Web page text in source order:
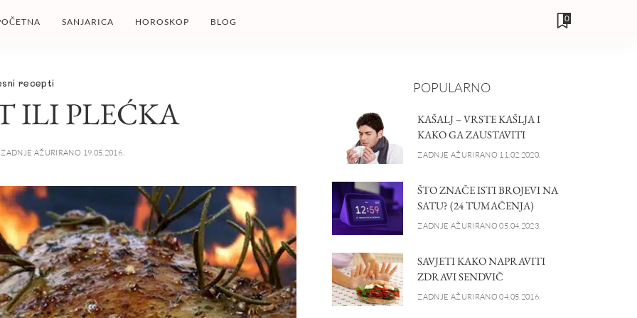
SANJARICA HOROSKOP BLOG 0
recepti
ILI PLEĆKA
ZADNJE AŽURIRANO 19.05.2016.
POPULARNO
KAŠALJ – VRSTE KAŠLJA I
KAKO GA ZAUSTAVITI
ZADNJE AŽURIRANO 11.02.2020.
ŠTO ZNAČE ISTI BROJEVI NA
SATU? (24 TUMAČENJA)
ZADNJE AŽURIRANO 05.04.2023.
SAVJETI KAKO NAPRAVITI
ZDRAVI SENDVIČ
ZADNJE AŽURIRANO 04.05.2016.